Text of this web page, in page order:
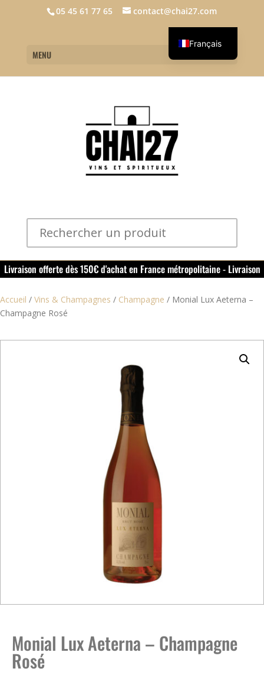
05 45 61 77 65 contact@chai27.com
MENU
Livraison offerte dès 150€ d'achat en France métropolitaine - Livraison
offerte dans le rouillacais (16) dès 50€ d'achat
Accueil / Vins & Champagnes / Champagne / Monial Lux Aeterna –
Champagne Rosé
Monial Lux Aeterna – Champagne
Rosé
Français
English